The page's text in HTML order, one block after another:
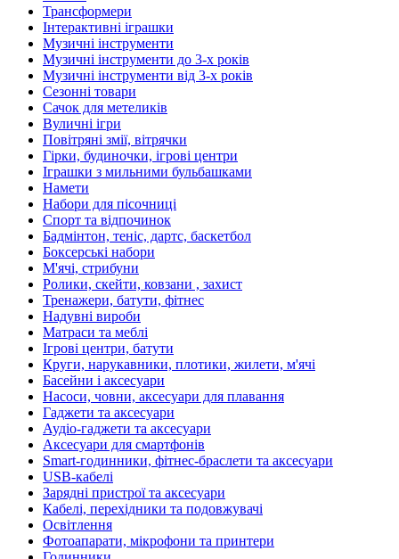
Трансформери
Інтерактивні іграшки
Музичні інструменти
Музичні інструменти до 3-х років
Музичні інструменти від 3-х років
Сезонні товари
Сачок для метеликів
Вуличні ігри
Повітряні змії, вітрячки
Гірки, будиночки, ігрові центри
Іграшки з мильними бульбашками
Намети
Набори для пісочниці
Спорт та відпочинок
Бадмінтон, теніс, дартс, баскетбол
Боксерські набори
М'ячі, стрибуни
Ролики, скейти, ковзани , захист
Тренажери, батути, фітнес
Надувні вироби
Матраси та меблі
Ігрові центри, батути
Круги, нарукавники, плотики, жилети, м'ячі
Басейни і аксесуари
Насоси, човни, аксесуари для плавання
Гаджети та аксесуари
Аудіо-гаджети та аксесуари
Аксесуари для смартфонів
Smart-годинники, фітнес-браслети та аксесуари
USB-кабелі
Зарядні пристрої та аксесуари
Кабелі, перехідники та подовжувачі
Освітлення
Фотоапарати, мікрофони та принтери